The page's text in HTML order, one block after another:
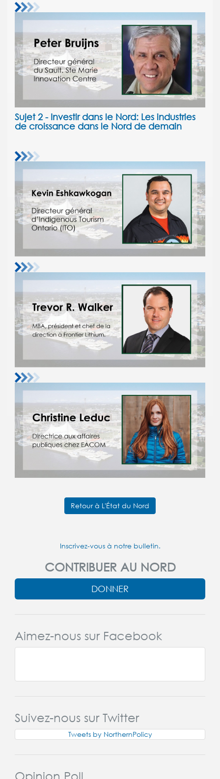
Sujet 2 - Investir dans le Nord: Les industries
de croissance dans le Nord de demain
Retour à L'État du Nord
Inscrivez-vous à notre bulletin.
CONTRIBUER AU NORD
DONNER
Aimez-nous sur Facebook
Suivez-nous sur Twitter
Tweets by NorthernPolicy